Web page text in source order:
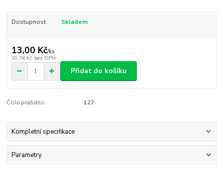
Dostupnost Skladem
13,00 Kč/ks
10,74 Kč bez DPH
Přidat do košíku
Číslo produktu: 127
Kompletní specifikace
Parametry